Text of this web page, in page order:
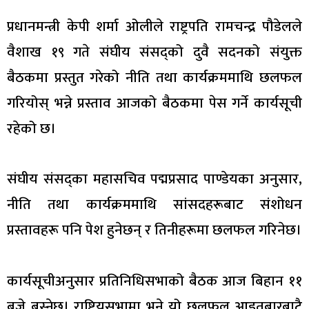
प्रधानमन्त्री केपी शर्मा ओलीले राष्ट्रपति रामचन्द्र पौडेलले
वैशाख १९ गते संघीय संसद्को दुवै सदनको संयुक्त
बैठकमा प्रस्तुत गरेको नीति तथा कार्यक्रममाथि छलफल
गरियोस् भन्ने प्रस्ताव आजको बैठकमा पेस गर्ने कार्यसूची
रहेको छ।
संघीय संसद्का महासचिव पद्मप्रसाद पाण्डेयका अनुसार,
नीति तथा कार्यक्रममाथि सांसदहरूबाट संशोधन
प्रस्तावहरू पनि पेश हुनेछन् र तिनीहरूमा छलफल गरिनेछ।
कार्यसूचीअनुसार प्रतिनिधिसभाको बैठक आज बिहान ११